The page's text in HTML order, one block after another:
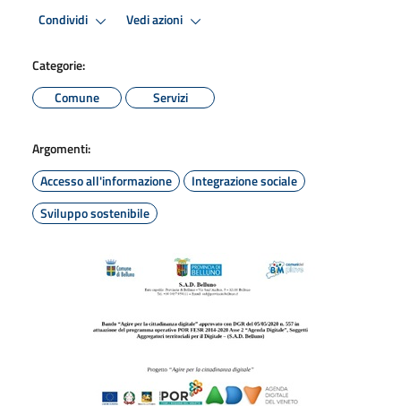
Condividi Vedi azioni
Categorie:
Comune
Servizi
Argomenti:
Accesso all'informazione
Integrazione sociale
Sviluppo sostenibile